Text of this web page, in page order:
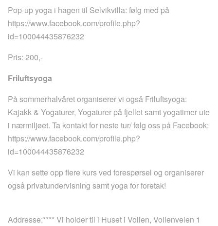
Pop-up yoga i hagen til Selvikvilla: følg med på
https://www.facebook.com/profile.php?
id=100044435876232
Pris: 200,-
Friluftsyoga
På sommerhalvåret organiserer vi også Friluftsyoga:
Kajakk & Yogaturer, Yogaturer på fjellet samt yogatimer ute
i nærmiljøet. Ta kontakt for neste tur/ følg oss på Facebook:
https://www.facebook.com/profile.php?
id=100044435876232
Vi kan sette opp flere kurs ved forespørsel og organiserer
også privatundervisning samt yoga for foretak!
Addresse:**** Vi holder til i Huset i Vollen, Vollenveien 1